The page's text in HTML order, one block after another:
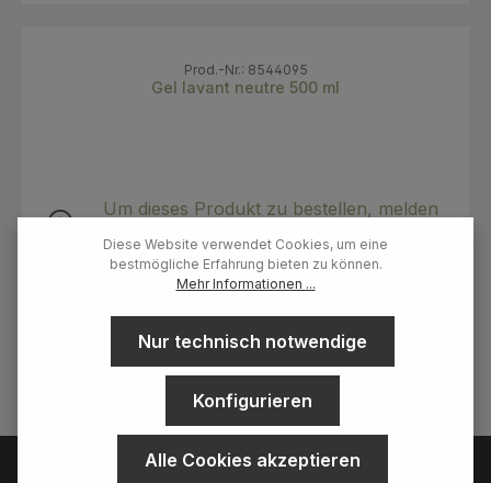
Prod.-Nr.: 8544095
Gel lavant neutre 500 ml
Um dieses Produkt zu bestellen, melden
Sie sich bitte
hier
Details
Diese Website verwendet Cookies, um eine
bestmögliche Erfahrung bieten zu können.
Mehr Informationen ...
Nur technisch notwendige
Konfigurieren
Alle Cookies akzeptieren